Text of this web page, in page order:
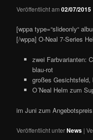
Veröffentlicht am02/07/2015
[wppa type=“slideonly“
[/wppa] O-Neal 7-Series
zwei Farbvarianten:
blau-rot
großes Gesichtsfeld,
O´Neal Helm zum
im Juni zum
Veröffentlicht unterNews |